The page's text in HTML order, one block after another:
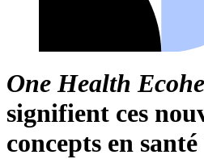
One Health
signifient ces
concepts en santé